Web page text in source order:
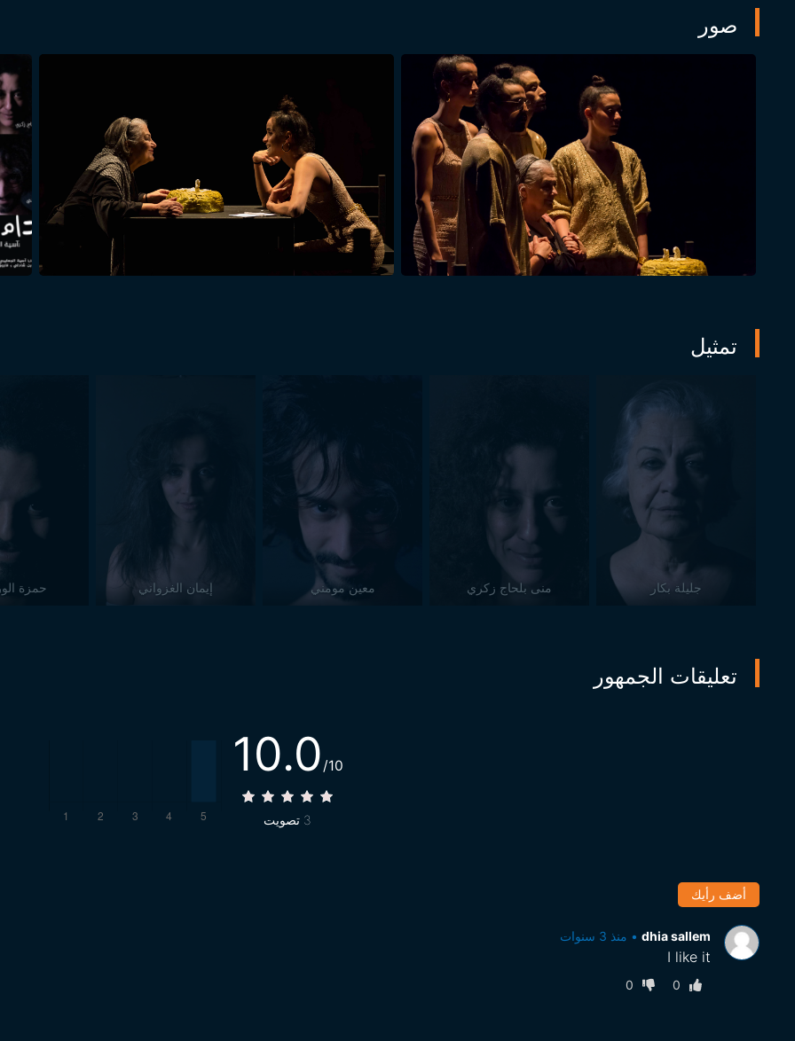
صور
تمثيل
جليلة بكار منى بلحاج زكري معين مومني إيمان الغزواني حمزة
تعليقات الجمهور
10.0 /10
3 تصويت
أضف رأيك
dhia sallem
• منذ 3 سنوات
I like it
0
0